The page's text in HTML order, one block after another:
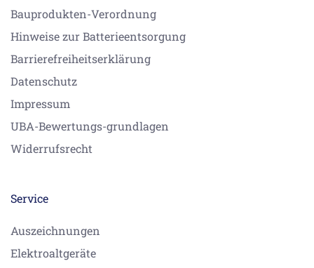
Bauprodukten-Verordnung
Hinweise zur Batterieentsorgung
Barrierefreiheitserklärung
Datenschutz
Impressum
UBA-Bewertungs-grundlagen
Widerrufsrecht
Service
Auszeichnungen
Elektroaltgeräte